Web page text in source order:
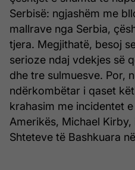
Serbisë: ngjashëm me
mallrave nga Serbia,
tjera. Megjithatë, besoj
serioze ndaj vdekjes së
dhe tre sulmuesve. Por,
ndërkombëtar i qaset
krahasim me incidentet
Amerikës, Michael
Shteteve të Bashkuara